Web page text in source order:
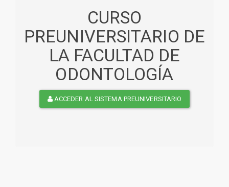
CURSO
PREUNIVERSITARIO DE
LA FACULTAD DE
ODONTOLOGÍA
ACCEDER AL SISTEMA PREUNIVERSITARIO